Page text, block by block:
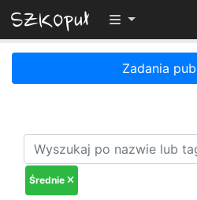
Przełącz
Zadania
Średnie